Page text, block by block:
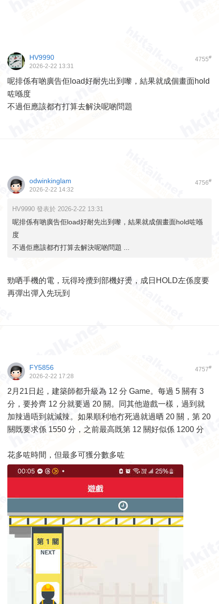
4755#
HV9990
2026-2-22 13:31
呢排係有啲廣告佢load好耐先出到嚟，結果就成個畫面hold
咗喺度
不過佢應該都冇打算去解決呢啲問題
4756#
odwinkinglam
2026-2-22 14:32
HV9990 發表於 2026-2-22 13:31
呢排係有啲廣告佢load好耐先出到嚟，結果就成個畫面hold咗喺
度
不過佢應該都冇打算去解決呢啲問題 ...
勁哂手機的電，玩得玲攪到部機好燙，成日HOLD左係度要
再彈出彈入先玩到
4757#
FY5856
2026-2-22 17:28
2月21日起，建築師都升級為 12 分 Game。每過 5 關有 3
分，要拎齊 12 分就要過 20 關。同其他遊戲一樣，過到就
加辣過唔到就減辣。如果順利地冇死過就過晒 20 關，第 20
關既要求係 1550 分，之前最高既第 12 關好似係 1200 分
花多咗時間，但最多可獲分數多咗